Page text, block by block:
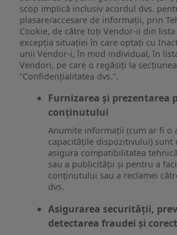
scop implică inclusiv acordul dvs.
plasare/accesare de informații, prin
Cookie, de către toți Vendor-ii din
excepția situației în care optați cu
unii Vendor-i, în mod individual, în
Vendori, pe care o regăsiți la secțiunea
“Confidențialitatea dvs.”.
Furnizarea și prezentarea
conținutului
Anumite informații (cum ar fi o
capacitățile dispozitivului) sunt
asigura compatibilitatea
sau a publicității și pentru a
conținutului sau a reclamei
dvs.
Asigurarea securității,
detectarea fraudei și